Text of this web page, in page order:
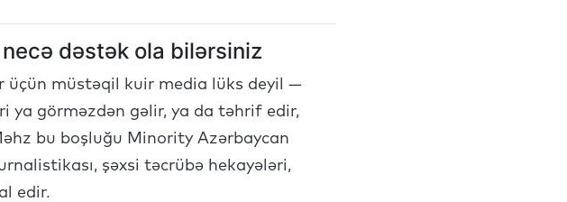
dəstək ola bilərsiniz
üçün müstəqil kuir media lüks deyil —
ya görməzdən gəlir, ya da təhrif edir,
bu boşluğu Minority Azərbaycan
şəxsi təcrübə hekayələri,
edir.